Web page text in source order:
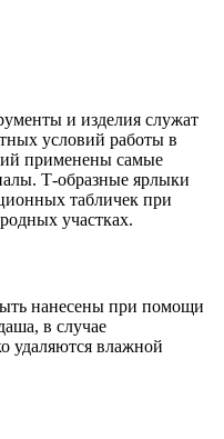
и изделия служат
условий работы в
применены самые
Т-образные ярлыки
табличек при
участках.
нанесены при помощи
в случае
удаляются влажной